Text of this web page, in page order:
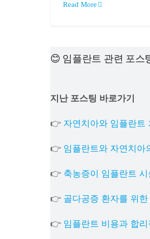
Read More
😊 임플란트 관련 포스
지난 포스팅 바로가기
👉 자연치아와 임플란트
👉 임플란트와 자연치아
👉 축농증이 임플란트
👉 골다공증 환자를 위
👉 임플란트 비용과 합